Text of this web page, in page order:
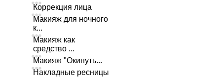
Коррекция лица
Макияж для ночного
к...
Макияж как
средство ...
Макияж "Окинуть...
Накладные ресницы